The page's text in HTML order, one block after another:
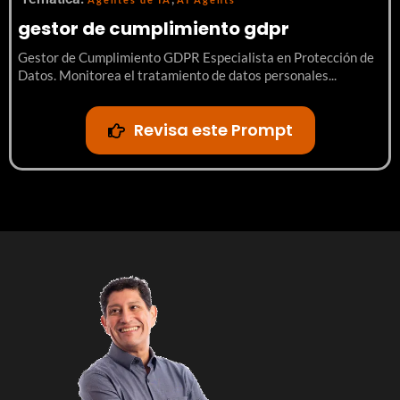
Comercial**
del precio?
generaron fricción?
licencia, consumo) se alineaba con
Precio aceptado sin negociación extrema
Descuento &gt;30%, objeción de precio no resuelta, TCO
de patrones:**
deal se codifica en las 5 dimensiones con factores
se agrupan por frecuencia de aparición
combinaciones de factores que consistentemente
gestor de cumplimiento gdpr
Gestor de Cumplimiento GDPR Especialista en Protección de
Datos. Monitorea el tratamiento de datos personales...
Revisa este Prompt